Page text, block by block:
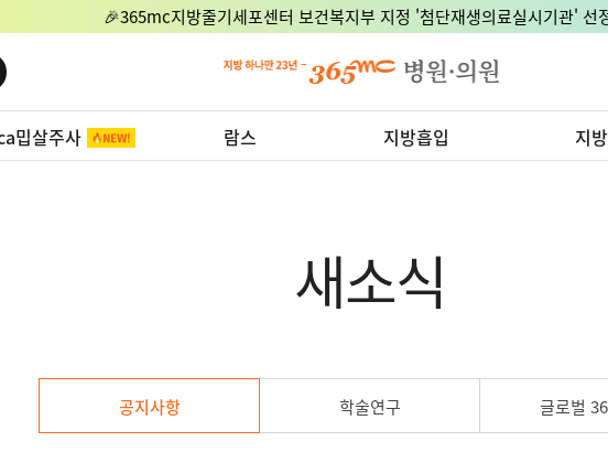
🎉365mc지방줄기세포센터 보건복지부 지정 '첨단재생의료실시기관' 선
밉살주사 람스 지방흡입 지
새소식
공지사항 학술연구 글로벌